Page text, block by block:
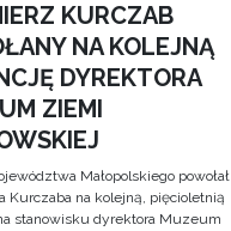
KURCZAB
NA KOLEJNĄ
DYREKTORA
ZIEMI
Małopolskiego powołał
Kurczaba na kolejną, pięcioletnią
stanowisku dyrektora Muzeum